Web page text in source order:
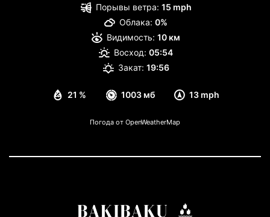
21 % 1003 мб 13 mph
Порывы ветра: 15 mph
Облака: 0%
Видимость: 10 км
Восход: 05:54
Закат: 19:56
Погода от OpenWeatherMap